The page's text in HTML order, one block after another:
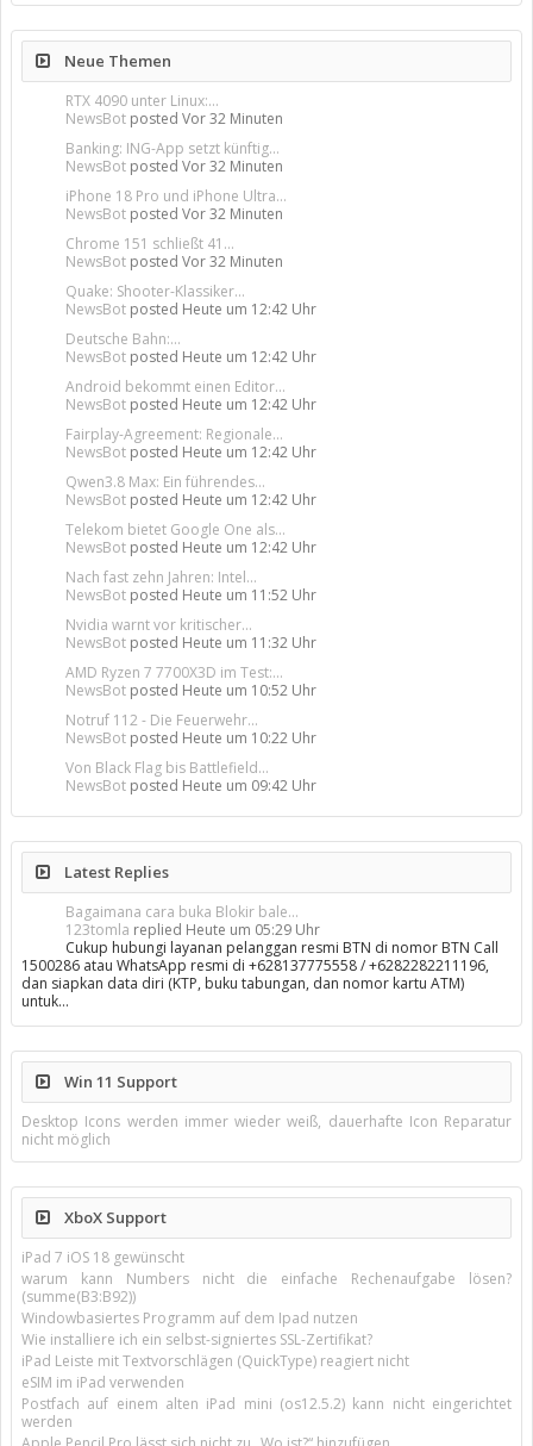
Neue Themen
RTX 4090 unter Linux:...
NewsBot posted Vor 32 Minuten
Banking: ING-App setzt künftig...
NewsBot posted Vor 32 Minuten
iPhone 18 Pro und iPhone Ultra...
NewsBot posted Vor 32 Minuten
Chrome 151 schließt 41...
NewsBot posted Vor 32 Minuten
Quake: Shooter-Klassiker...
NewsBot posted Heute um 12:42 Uhr
Deutsche Bahn:...
NewsBot posted Heute um 12:42 Uhr
Android bekommt einen Editor...
NewsBot posted Heute um 12:42 Uhr
Fairplay-Agreement: Regionale...
NewsBot posted Heute um 12:42 Uhr
Qwen3.8 Max: Ein führendes...
NewsBot posted Heute um 12:42 Uhr
Telekom bietet Google One als...
NewsBot posted Heute um 12:42 Uhr
Nach fast zehn Jahren: Intel...
NewsBot posted Heute um 11:52 Uhr
Nvidia warnt vor kritischer...
NewsBot posted Heute um 11:32 Uhr
AMD Ryzen 7 7700X3D im Test:...
NewsBot posted Heute um 10:52 Uhr
Notruf 112 - Die Feuerwehr...
NewsBot posted Heute um 10:22 Uhr
Von Black Flag bis Battlefield...
NewsBot posted Heute um 09:42 Uhr
Latest Replies
Bagaimana cara buka Blokir bale...
123tomla replied Heute um 05:29 Uhr
Cukup hubungi layanan pelanggan resmi BTN di nomor BTN Call
1500286 atau WhatsApp resmi di +628137775558 / +6282282211196,
dan siapkan data diri (KTP, buku tabungan, dan nomor kartu ATM)
untuk…
Win 11 Support
Desktop Icons werden immer wieder weiß, dauerhafte Icon Reparatur
nicht möglich
XboX Support
iPad 7 iOS 18 gewünscht
warum kann Numbers nicht die einfache Rechenaufgabe lösen?
(summe(B3:B92))
Windowbasiertes Programm auf dem Ipad nutzen
Wie installiere ich ein selbst-signiertes SSL-Zertifikat?
iPad Leiste mit Textvorschlägen (QuickType) reagiert nicht
eSIM im iPad verwenden
Postfach auf einem alten iPad mini (os12.5.2) kann nicht eingerichtet
werden